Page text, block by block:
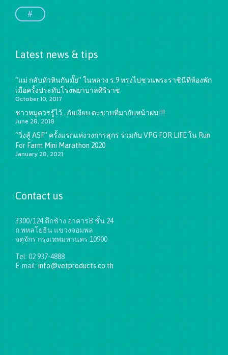
#
Latest news & tips
“แม่ กลับหัวหินกันมั๊ย” ในหลวง ร.9 ทรงไปชวนพระราชินีที่ห้องพัก
เมื่อครั้งประทับโรงพยาบาลศิริราช
October 10, 2017
ชาวหมูควรรู้ไว้…ภัยเงียบ ตะขาบที่มากับหน้าฝน!!!
June 28, 2018
“วิ่งสู้ ASF” ครั้งแรกแห่งวงการสุกร ร่วมกับ VPG FOR LIFE ใน Run
For Farm Mini Marathon 2020
January 28, 2021
Contact us
3300/124 ตึกช้าง อาคารB ชั้น 24
ถ.พหลโยธิน แขวงจอมพล
จตุจักร กรุงเทพมหานคร 10900
Tel: 02 937-4888
E-mail: info@vetproducts.co.th